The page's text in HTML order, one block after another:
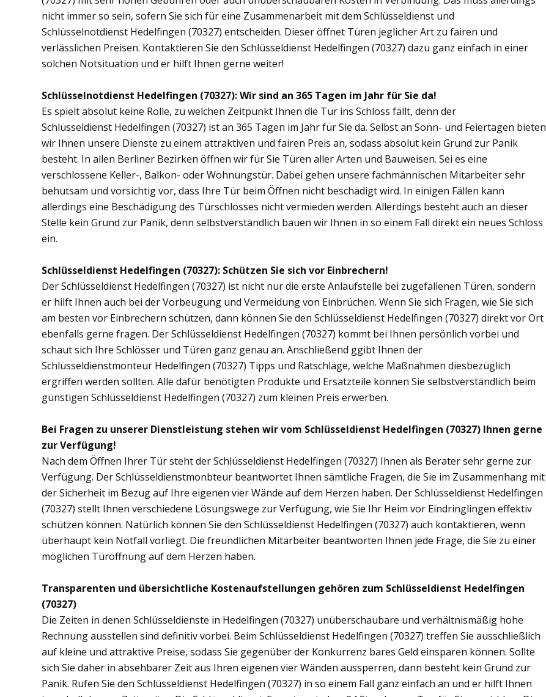
nicht immer so sein, sofern Sie sich für eine Zusammenarbeit mit dem Schlüsseldienst und
Schlüsselnotdienst Hedelfingen (70327) entscheiden. Dieser öffnet Türen jeglicher Art zu fairen und
verlässlichen Preisen. Kontaktieren Sie den Schlüsseldienst Hedelfingen (70327) dazu ganz einfach in einer
solchen Notsituation und er hilft Ihnen gerne weiter!
Schlüsselnotdienst Hedelfingen (70327): Wir sind an 365 Tagen im Jahr für Sie da!
Es spielt absolut keine Rolle, zu welchen Zeitpunkt Ihnen die Tür ins Schloss fällt, denn der
Schlüsseldienst Hedelfingen (70327) ist an 365 Tagen im Jahr für Sie da. Selbst an Sonn- und Feiertagen bieten
wir Ihnen unsere Dienste zu einem attraktiven und fairen Preis an, sodass absolut kein Grund zur Panik
besteht. In allen Berliner Bezirken öffnen wir für Sie Türen aller Arten und Bauweisen. Sei es eine
verschlossene Keller-, Balkon- oder Wohnungstür. Dabei gehen unsere fachmännischen Mitarbeiter sehr
behutsam und vorsichtig vor, dass Ihre Tür beim Öffnen nicht beschädigt wird. In einigen Fällen kann
allerdings eine Beschädigung des Türschlosses nicht vermieden werden. Allerdings besteht auch an dieser
Stelle kein Grund zur Panik, denn selbstverständlich bauen wir Ihnen in so einem Fall direkt ein neues Schloss
ein.
Schlüsseldienst Hedelfingen (70327): Schützen Sie sich vor Einbrechern!
Der Schlüsseldienst Hedelfingen (70327) ist nicht nur die erste Anlaufstelle bei zugefallenen Türen, sondern
er hilft Ihnen auch bei der Vorbeugung und Vermeidung von Einbrüchen. Wenn Sie sich Fragen, wie Sie sich
am besten vor Einbrechern schützen, dann können Sie den Schlüsseldienst Hedelfingen (70327) direkt vor Ort
ebenfalls gerne fragen. Der Schlüsseldienst Hedelfingen (70327) kommt bei Ihnen persönlich vorbei und
schaut sich Ihre Schlösser und Türen ganz genau an. Anschließend ggibt Ihnen der
Schlüsseldienstmonteur Hedelfingen (70327) Tipps und Ratschläge, welche Maßnahmen diesbezüglich
ergriffen werden sollten. Alle dafür benötigten Produkte und Ersatzteile können Sie selbstverständlich beim
günstigen Schlüsseldienst Hedelfingen (70327) zum kleinen Preis erwerben.
Bei Fragen zu unserer Dienstleistung stehen wir vom Schlüsseldienst Hedelfingen (70327) Ihnen gerne
zur Verfügung!
Nach dem Öffnen Ihrer Tür steht der Schlüsseldienst Hedelfingen (70327) Ihnen als Berater sehr gerne zur
Verfügung. Der Schlüsseldienstmonbteur beantwortet Ihnen sämtliche Fragen, die Sie im Zusammenhang mit
der Sicherheit im Bezug auf Ihre eigenen vier Wände auf dem Herzen haben. Der Schlüsseldienst Hedelfingen
(70327) stellt Ihnen verschiedene Lösungswege zur Verfügung, wie Sie Ihr Heim vor Eindringlingen effektiv
schützen können. Natürlich können Sie den Schlüsseldienst Hedelfingen (70327) auch kontaktieren, wenn
überhaupt kein Notfall vorliegt. Die freundlichen Mitarbeiter beantworten Ihnen jede Frage, die Sie zu einer
möglichen Türöffnung auf dem Herzen haben.
Transparenten und übersichtliche Kostenaufstellungen gehören zum Schlüsseldienst Hedelfingen
(70327)
Die Zeiten in denen Schlüsseldienste in Hedelfingen (70327) unüberschaubare und verhältnismäßig hohe
Rechnung ausstellen sind definitiv vorbei. Beim Schlüsseldienst Hedelfingen (70327) treffen Sie ausschließlich
auf kleine und attraktive Preise, sodass Sie gegenüber der Konkurrenz bares Geld einsparen können. Sollte
sich Sie daher in absehbarer Zeit aus Ihren eigenen vier Wänden aussperren, dann besteht kein Grund zur
Panik. Rufen Sie den Schlüsseldienst Hedelfingen (70327) in so einem Fall ganz einfach an und er hilft Ihnen